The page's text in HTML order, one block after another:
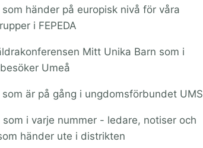
som händer på europisk nivå för våra
i FEPEDA
Mitt Unika Barn som i
Umeå
som är på gång i ungdomsförbundet UMS
som i varje nummer - ledare, notiser och
händer ute i distrikten